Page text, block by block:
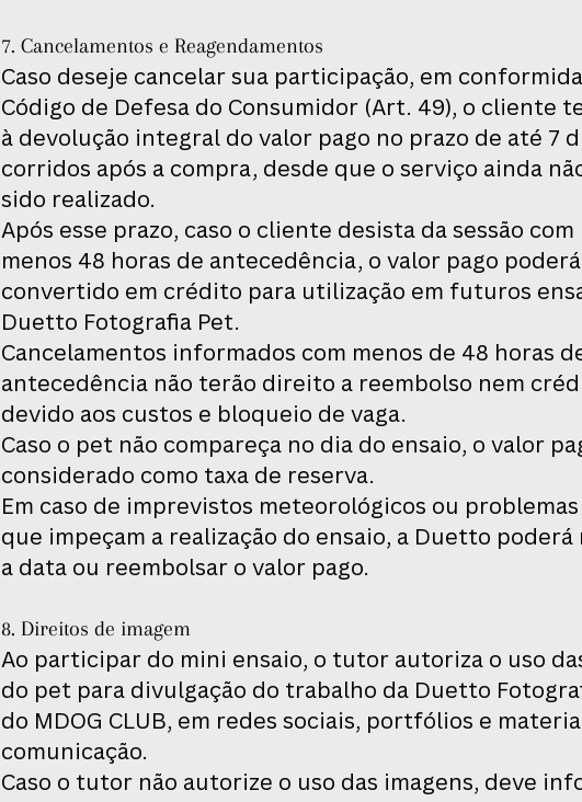
7. Cancelamentos e Reagendamentos
Caso deseje cancelar sua participação, em
Código de Defesa do Consumidor (Art. 49), o cliente
à devolução integral do valor pago no prazo de até 7
corridos após a compra, desde que o serviço ainda
sido realizado.
Após esse prazo, caso o cliente desista da sessão com
menos 48 horas de antecedência, o valor pago
convertido em crédito para utilização em futuros
Duetto Fotografia Pet.
Cancelamentos informados com menos de 48 horas
antecedência não terão direito a reembolso nem
devido aos custos e bloqueio de vaga.
Caso o pet não compareça no dia do ensaio, o valor
considerado como taxa de reserva.
Em caso de imprevistos meteorológicos ou
que impeçam a realização do ensaio, a Duetto
a data ou reembolsar o valor pago.
8. Direitos de imagem
Ao participar do mini ensaio, o tutor autoriza o uso
do pet para divulgação do trabalho da Duetto
do MDOG CLUB, em redes sociais, portfólios e
comunicação.
Caso o tutor não autorize o uso das imagens, deve